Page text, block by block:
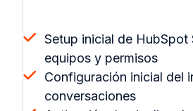
Setup inicial de HubSpot
equipos y permisos
Configuración inicial del
conversaciones